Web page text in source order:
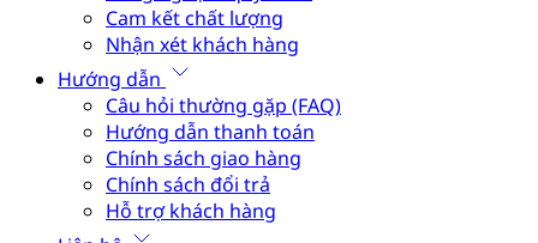
Cam kết chất lượng
Nhận xét khách hàng
Hướng dẫn
Câu hỏi thường gặp (FAQ)
Hướng dẫn thanh toán
Chính sách giao hàng
Chính sách đổi trả
Hỗ trợ khách hàng